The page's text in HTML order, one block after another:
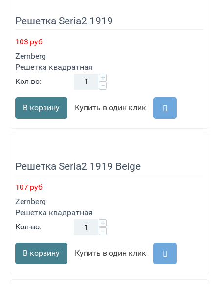
Решетка Seria2 1919
103 руб
Zernberg
Решетка квадратная
Кол-во:
+
−
В корзину Купить в один клик
Решетка Seria2 1919 Beige
107 руб
Zernberg
Решетка квадратная
Кол-во:
+
−
В корзину Купить в один клик